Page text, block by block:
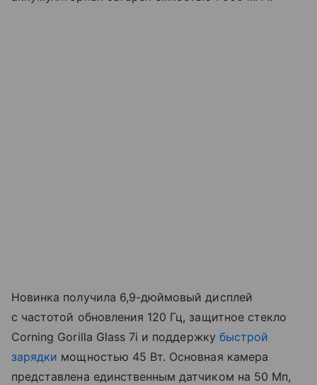
Новинка получила 6,9-дюймовый дисплей
с частотой обновления 120 Гц, защитное стекло
Corning Gorilla Glass 7i и поддержку быстрой
зарядки мощностью 45 Вт. Основная камера
представлена единственным датчиком на 50 Мп,